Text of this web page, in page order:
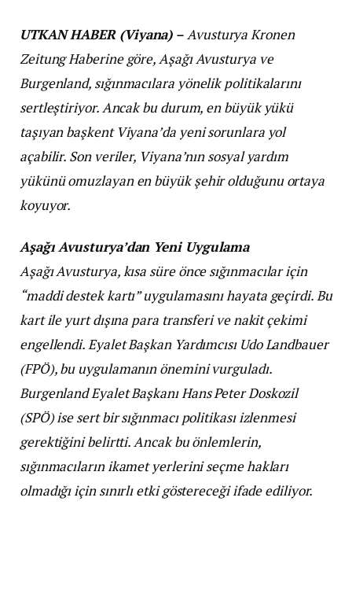
UTKAN HABER (Viyana) –Avusturya Kronen
Zeitung Haberine göre, Aşağı Avusturya ve
Burgenland, sığınmacılara yönelik politikalarını
sertleştiriyor. Ancak bu durum, en büyük yükü
taşıyan başkent Viyana’da yeni sorunlara yol
açabilir. Son veriler, Viyana’nın sosyal yardım
yükünü omuzlayan en büyük şehir olduğunu ortaya
koyuyor.
Aşağı Avusturya’dan Yeni Uygulama
Aşağı Avusturya, kısa süre önce sığınmacılar için
“maddi destek kartı” uygulamasını hayata geçirdi. Bu
kart ile yurt dışına para transferi ve nakit çekimi
engellendi. Eyalet Başkan Yardımcısı Udo Landbauer
(FPÖ), bu uygulamanın önemini vurguladı.
Burgenland Eyalet Başkanı Hans Peter Doskozil
(SPÖ) ise sert bir sığınmacı politikası izlenmesi
gerektiğini belirtti. Ancak bu önlemlerin,
sığınmacıların ikamet yerlerini seçme hakları
olmadığı için sınırlı etki göstereceği ifade ediliyor.